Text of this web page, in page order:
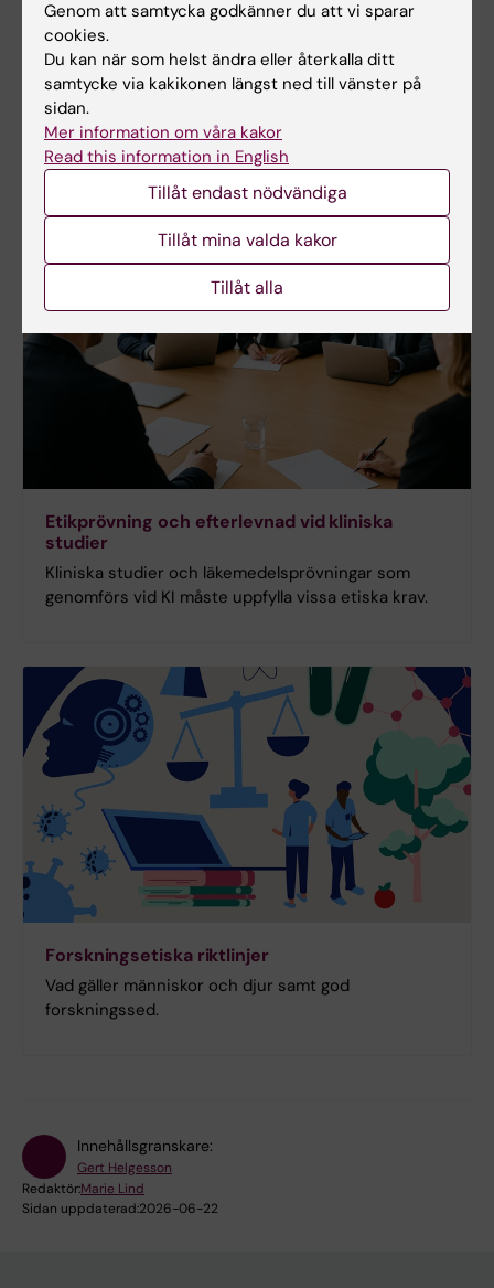
Så hanteras misstänkt fusk
Fusk bland studenter
Så anmäls och utreds forskningsfusk
Etikprövning och efterlevnad vid kliniska
studier
Kliniska studier och läkemedelsprövningar som
genomförs vid KI måste uppfylla vissa etiska krav.
Forskningsetiska riktlinjer
Vad gäller människor och djur samt god
forskningssed.
Innehållsgranskare:
Gert Helgesson
Redaktör:Marie Lind
Sidan uppdaterad:2026-06-22
Genom att samtycka godkänner du att vi sparar
cookies.
Du kan när som helst ändra eller återkalla ditt
samtycke via kakikonen längst ned till vänster på
sidan.
Mer information om våra kakor
Read this information in English
Tillåt endast nödvändiga
Tillåt mina valda kakor
Tillåt alla